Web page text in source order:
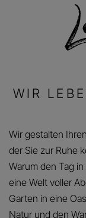
WIR
Wir gestalten
der Sie zur Ruhe
Warum den Tag
eine Welt voller
Garten in eine
Natur und den